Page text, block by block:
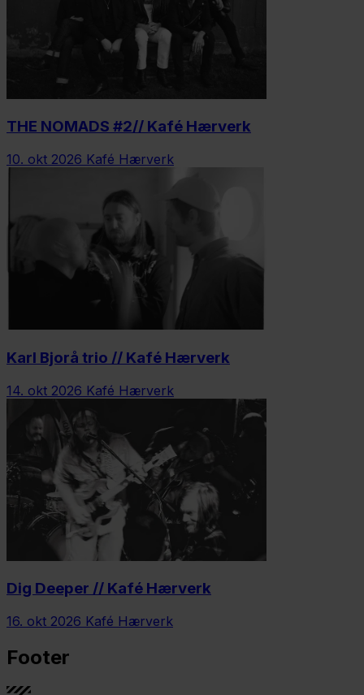
THE NOMADS #2// Kafé Hærverk
10. okt 2026 Kafé Hærverk
Karl Bjorå trio // Kafé Hærverk
14. okt 2026 Kafé Hærverk
Dig Deeper // Kafé Hærverk
16. okt 2026 Kafé Hærverk
Footer